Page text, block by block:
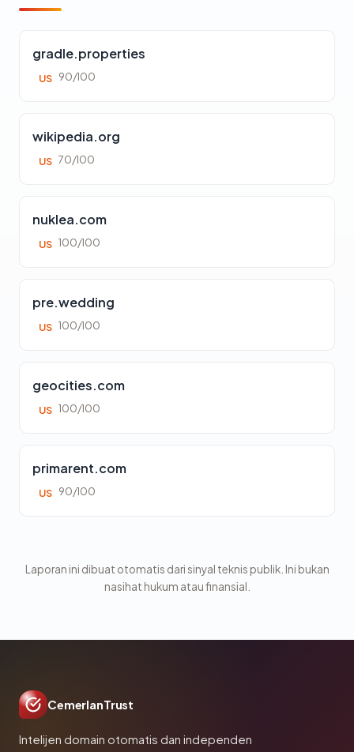
gradle.properties
US 90/100
wikipedia.org
US 70/100
nuklea.com
US 100/100
pre.wedding
US 100/100
geocities.com
US 100/100
primarent.com
US 90/100
Laporan ini dibuat otomatis dari sinyal teknis publik. Ini bukan
nasihat hukum atau finansial.
CemerlanTrust
Intelijen domain otomatis dan independen